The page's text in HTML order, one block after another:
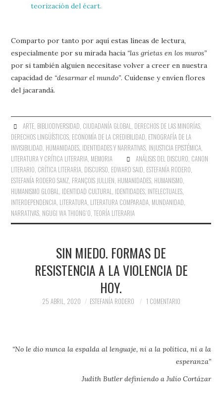
teorización del écart.
Comparto por tanto por aquí estas líneas de lectura,
especialmente por su mirada hacia “las grietas en los muros”
por si también alguien necesitase volver a creer en nuestra
capacidad de “desarmar el mundo”. Cuídense y envíen flores
del jacarandá.
ARTE, BIBLIODIVERSIDAD, CIUDADANÍA GLOBAL, DERECHOS DE LAS MINORÍAS,
DERECHOS LINGÜÍSTICOS, ECONOMÍA DE LA CREDIBILIDAD, ETNOGRAFÍA DE LA
INVISIBILIDAD, HUMANIDADES, IDENTIDADES Y NARRATIVAS, INJUSTICIA EPISTÉMICA,
LITERATURA Y CRÍTICA LITERARIA, MEMORIA ANÁLISIS DEL DISCURO, CANON
LITERARIO, CRÍTICA LITERARIA, DISCURSO, EDWARD SAID, ESTEFANÍA RODERO,
ESTEFANÍA RODERO SANZ, FRANÇOIS JULLIEN, HUMANIDADES, HUMANISMO,
HUMANISMO GLOBAL, IDENTIDAD CULTURAL, IDENTIDADES, INTELECTUALES,
INTERDEPENDENCIA, LITERATURA, LITERATURA COMPARADA, MUNDANIDAD,
NARRATIVAS, NGUGI WA THIONG´O,TEORÍA LITERARIA
SIN MIEDO. FORMAS DE
RESISTENCIA A LA VIOLENCIA DE
HOY.
25 ABRIL, 2020 ESTEFANÍA RODERO 1 COMENTARIO
“No le dio nunca la espalda al lenguaje, ni a la política, ni a la
esperanza”
Judith Butler definiendo a Julio Cortázar